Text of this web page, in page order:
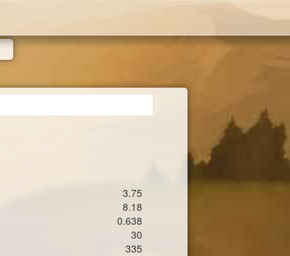
3.75
8.18
0.638
30
335